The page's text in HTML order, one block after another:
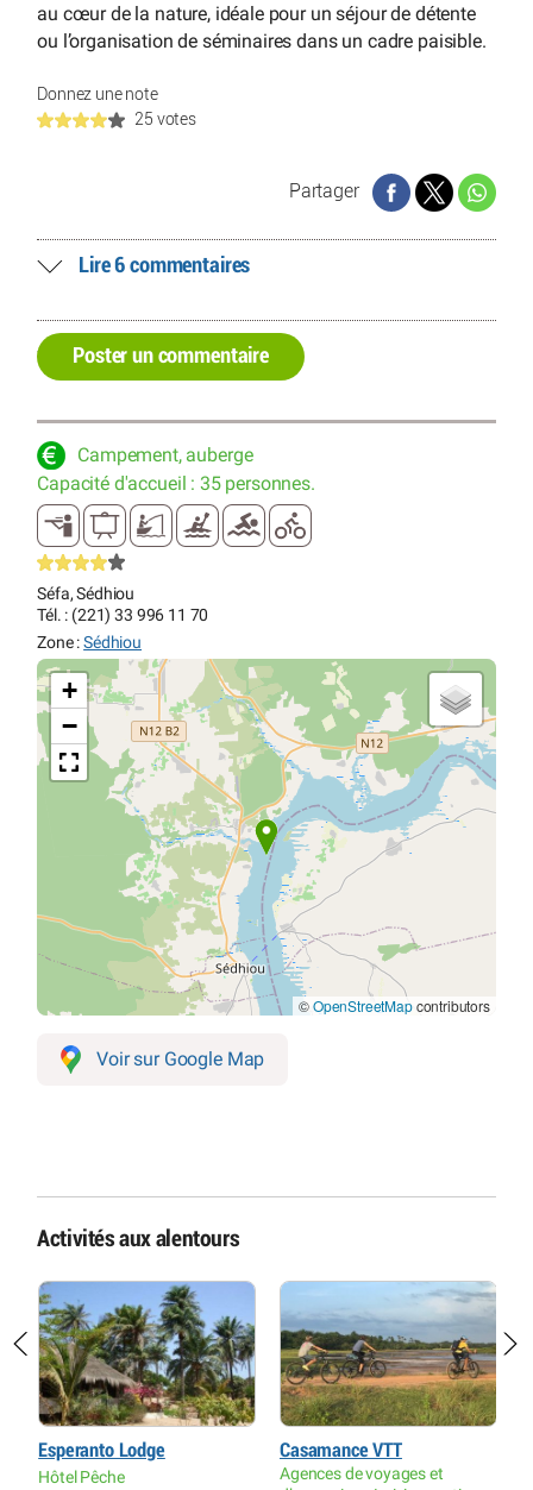
au cœur de la nature, idéale pour un séjour de détente
ou l’organisation de séminaires dans un cadre paisible.
Donnez une note
25 votes
Partager
Lire 6 commentaires
Poster un commentaire
Campement, auberge
Capacité d'accueil : 35 personnes.
Séfa, Sédhiou
Tél. : (221) 33 996 11 70
Zone :Sédhiou
+
−
©OpenStreetMapcontributors
Voir sur Google Map
Activités aux alentours
Esperanto Lodge
Hôtel Pêche
Casamance VTT
Agences de voyages et